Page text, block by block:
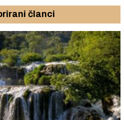
članci